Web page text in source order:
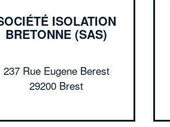
ISOLATION
BRETONNE (SAS)
237 Rue Eugene Berest
29200 Brest